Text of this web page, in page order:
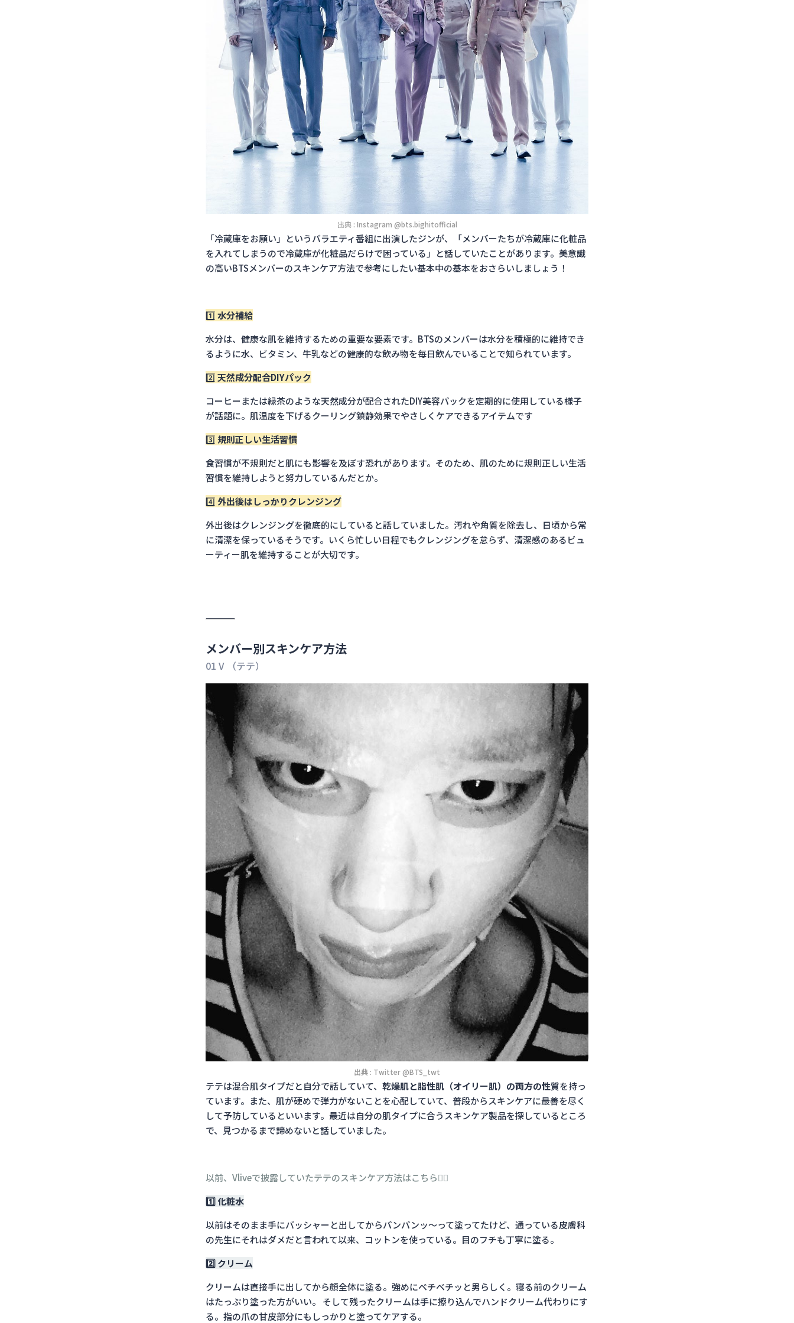
出典 : Instagram @bts.bighitofficial
「冷蔵庫をお願い」というバラエティ番組に出演したジンが、「メンバーたちが冷蔵庫に化粧品
を入れてしまうので冷蔵庫が化粧品だらけで困っている」と話していたことがあります。美意識
の高いBTSメンバーのスキンケア方法で参考にしたい基本中の基本をおさらいしましょう！
1️⃣水分補給
水分は、健康な肌を維持するための重要な要素です。BTSのメンバーは水分を積極的に維持でき
るように水、ビタミン、牛乳などの健康的な飲み物を毎日飲んでいることで知られています。
2️⃣天然成分配合DIYパック
コーヒーまたは緑茶のような天然成分が配合されたDIY美容パックを定期的に使用している様子
が話題に。肌温度を下げるクーリング鎮静効果でやさしくケアできるアイテムです
3️⃣規則正しい生活習慣
食習慣が不規則だと肌にも影響を及ぼす恐れがあります。そのため、肌のために規則正しい生活
習慣を維持しようと努力しているんだとか。
4️⃣外出後はしっかりクレンジング
外出後はクレンジングを徹底的にしていると話していました。汚れや角質を除去し、日頃から常
に清潔を保っているそうです。いくら忙しい日程でもクレンジングを怠らず、清潔感のあるビュ
ーティー肌を維持することが大切です。
メンバー別スキンケア方法
01 V （テテ）
出典 : Twitter @BTS_twt
テテは混合肌タイプだと自分で話していて、 乾燥肌と脂性肌（オイリー肌）の両方の性質を持っ
ています。また、肌が硬めで弾力がないことを心配していて、普段からスキンケアに最善を尽く
して予防しているといいます。最近は自分の肌タイプに合うスキンケア製品を探しているところ
で、見つかるまで諦めないと話していました。
以前、Vliveで披露していたテテのスキンケア方法はこちら👇🏻
1️⃣ 化粧水
以前はそのまま手にバッシャーと出してからパンパンッ〜って塗ってたけど、通っている皮膚科
の先生にそれはダメだと言われて以来、コットンを使っている。目のフチも丁寧に塗る。
2️⃣ クリーム
クリームは直接手に出してから顔全体に塗る。強めにベチベチッと男らしく。寝る前のクリーム
はたっぷり塗った方がいい。 そして残ったクリームは手に擦り込んでハンドクリーム代わりにす
る。指の爪の甘皮部分にもしっかりと塗ってケアする。